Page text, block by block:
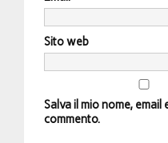
Sito web
Salva il mio nome,
commento.